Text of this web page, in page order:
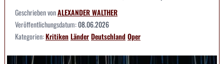
Geschrieben vonALEXANDER WALTHER
Veröffentlichungsdatum:08.06.2026
Kategorien:KritikenLänderDeutschlandOper